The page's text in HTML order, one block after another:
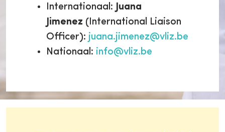
Internationaal:
Juana
Jimenez (International Liaison
Officer): juana.jimenez@vliz.be
Nationaal: info@vliz.be